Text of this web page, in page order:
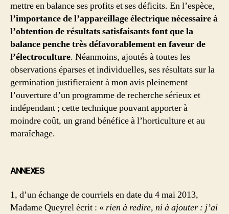
mettre en balance ses profits et ses déficits. En l’espèce,
l’importance de l’appareillage électrique nécessaire à
l’obtention de résultats satisfaisants font que la
balance penche très défavorablement en faveur de
l’électroculture. Néanmoins, ajoutés à toutes les
observations éparses et individuelles, ses résultats sur la
germination justifieraient à mon avis pleinement
l’ouverture d’un programme de recherche sérieux et
indépendant ; cette technique pouvant apporter à
moindre coût, un grand bénéfice à l’horticulture et au
maraîchage.
ANNEXES
1, d’un échange de courriels en date du 4 mai 2013,
Madame Queyrel écrit : « rien à redire, ni à ajouter : j’ai